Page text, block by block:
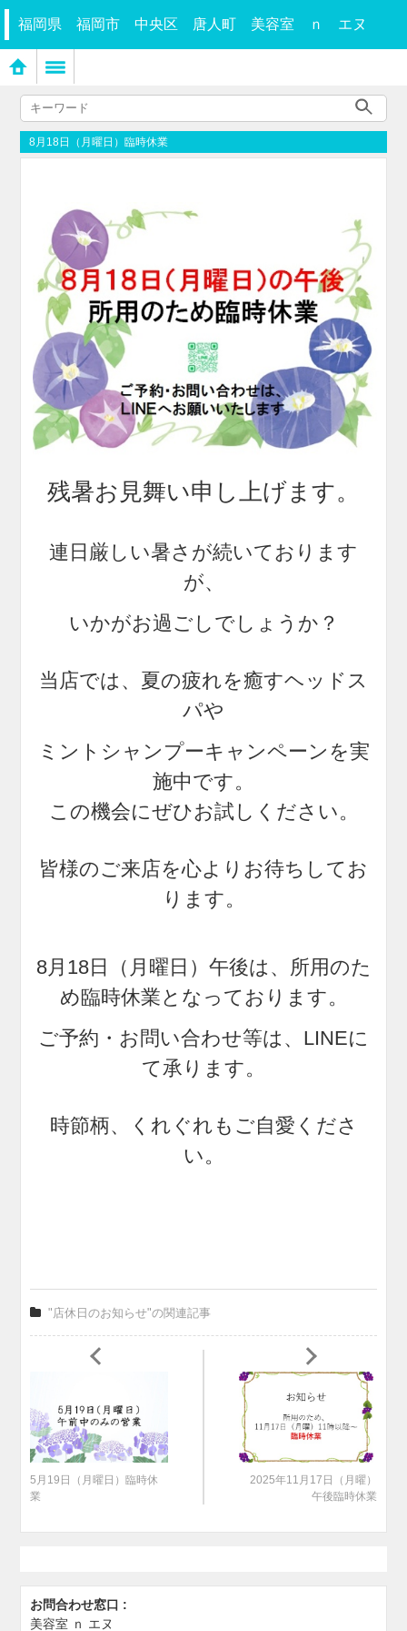
福岡県 福岡市 中央区 唐人町 美容室 ｎ エヌ
8月18日（月曜日）臨時休業
残暑お見舞い申し上げます。
連日厳しい暑さが続いております
が、
いかがお過ごしでしょうか？
当店では、夏の疲れを癒すヘッドス
パや
ミントシャンプーキャンペーンを実
施中です。
この機会にぜひお試しください。
皆様のご来店を心よりお待ちしてお
ります。
8月18日（月曜日）午後は、所用のた
め臨時休業となっております。
ご予約・お問い合わせ等は、LINEに
て承ります。
時節柄、くれぐれもご自愛くださ
い。
"店休日のお知らせ"の関連記事
5月19日（月曜日）臨時休
業
2025年11月17日（月曜）
午後臨時休業
お問合わせ窓口 :
美容室 ｎ エヌ